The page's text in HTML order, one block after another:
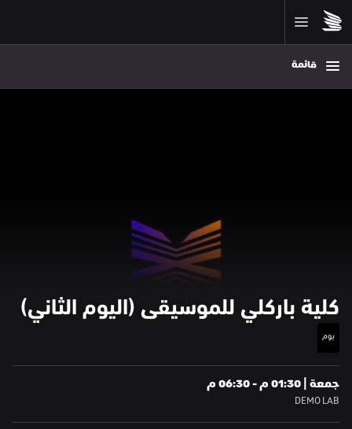
قائمة
كلية باركلي للموسيقى (اليوم الثاني)
يوم
جمعة | 01:30 م - 06:30 م
DEMO LAB